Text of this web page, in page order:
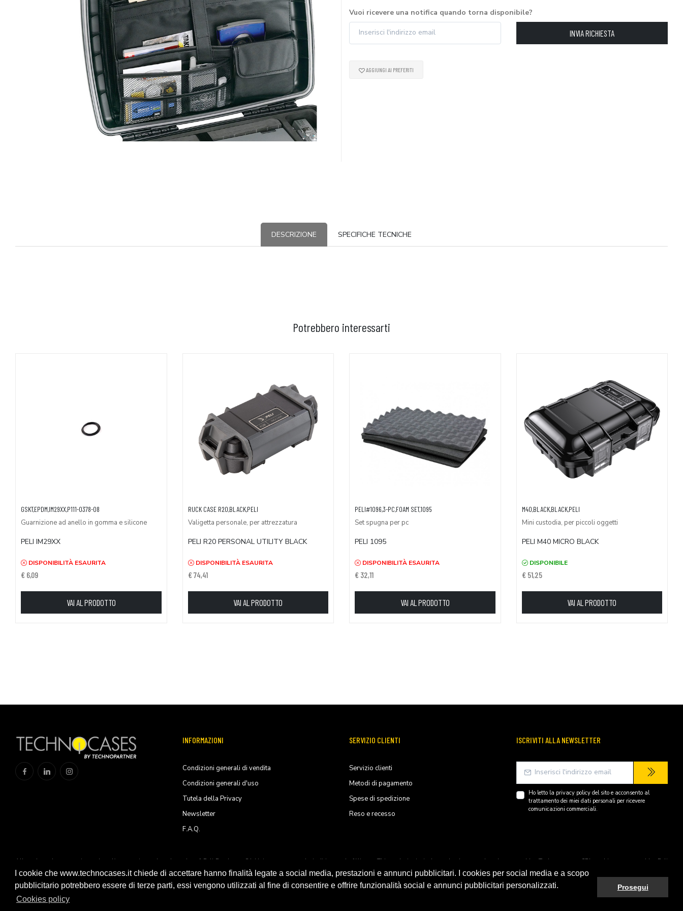
I cookie che www.technocases.it chiede di accettare hanno finalità legate a social media, prestazioni e annunci pubblicitari. I cookies per social media e a scopo
pubblicitario potrebbero essere di terze parti, essi vengono utilizzati al fine di consentire e offrire funzionalità social e annunci pubblicitari personalizzati.
Cookies policy
Prosegui
Vuoi ricevere una notifica quando torna disponibile?
INVIA RICHIESTA
AGGIUNGI AI PREFERITI
DESCRIZIONE SPECIFICHE TECNICHE
Potrebbero interessarti
GSKT,EPDM,IM29XX,P111-0378-08
Guarnizione ad anello in gomma e silicone
PELI IM29XX
DISPONIBILITÀ ESAURITA
€ 6,09
VAI AL PRODOTTO
RUCK CASE R20,BLACK,PELI
Valigetta personale, per attrezzatura
PELI R20 PERSONAL UTILITY BLACK
DISPONIBILITÀ ESAURITA
€ 74,41
VAI AL PRODOTTO
PELI#1096,3-PC,FOAM SET,1095
Set spugna per pc
PELI 1095
DISPONIBILITÀ ESAURITA
€ 32,11
VAI AL PRODOTTO
M40,BLACK,BLACK,PELI
Mini custodia, per piccoli oggetti
PELI M40 MICRO BLACK
DISPONIBILE
€ 51,25
VAI AL PRODOTTO
INFORMAZIONI
Condizioni generali di vendita
Condizioni generali d'uso
Tutela della Privacy
Newsletter
F.A.Q.
SERVIZIO CLIENTI
Servizio clienti
Metodi di pagamento
Spese di spedizione
Reso e recesso
ISCRIVITI ALLA NEWSLETTER
Ho letto la privacy policydel sito e acconsento al
trattamento dei miei dati personali per ricevere
comunicazioni commerciali.
All trademarks are registered and/or unregistered trademarks of Peli Products, S.L.U. its parents, subsiadiries and affiliates. This website is independently owned and operated by Technopartner SRL and is not owned by Peli
Products, S.L.U